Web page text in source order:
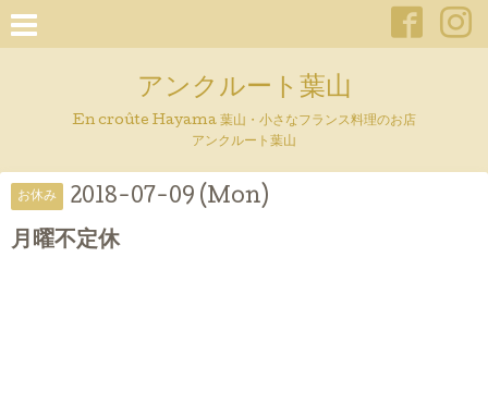
アンクルート葉山
En croûte Hayama 葉山・小さなフランス料理のお店
アンクルート葉山
お休み 2018-07-09 (Mon)
月曜不定休